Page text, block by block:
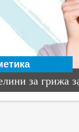
за грижа